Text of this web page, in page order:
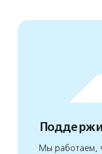
Мы работаем,